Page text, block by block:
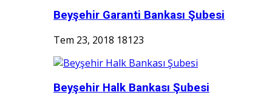
Beyşehir Garanti Bankası Şubesi
Tem 23, 2018 18123
Beyşehir Halk Bankası Şubesi